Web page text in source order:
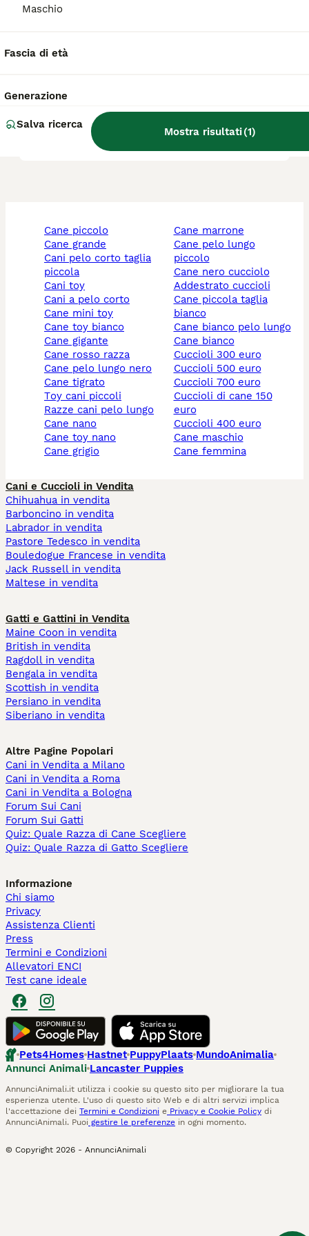
Maschio
Fascia di età
Generazione
Salva ricerca
Mostra risultati(1)
segugio?
Qual è la migliore razza di
Il segugio è aggressivo?
cane piccolo
cane grande
cani pelo corto taglia
piccola
cani toy
cani a pelo corto
cane mini toy
cane toy bianco
cane gigante
cane rosso razza
cane pelo lungo nero
cane tigrato
toy cani piccoli
razze cani pelo lungo
cane nano
cane toy nano
cane grigio
cane marrone
cane pelo lungo
piccolo
cane nero cucciolo
addestrato cuccioli
cane piccola taglia
bianco
cane bianco pelo lungo
cane bianco
cuccioli 300 euro
cuccioli 500 euro
cuccioli 700 euro
cuccioli di cane 150
euro
cuccioli 400 euro
cane maschio
cane femmina
Cani e Cuccioli in Vendita
Chihuahua in vendita
Barboncino in vendita
Labrador in vendita
Pastore Tedesco in vendita
Bouledogue Francese in vendita
Jack Russell in vendita
Maltese in vendita
Gatti e Gattini in Vendita
Maine Coon in vendita
British in vendita
Ragdoll in vendita
Bengala in vendita
Scottish in vendita
Persiano in vendita
Siberiano in vendita
Altre Pagine Popolari
Cani in Vendita a Milano
Cani in Vendita a Roma
Cani in Vendita a Bologna
Forum Sui Cani
Forum Sui Gatti
Quiz: Quale Razza di Cane Scegliere
Quiz: Quale Razza di Gatto Scegliere
Informazione
Chi siamo
Privacy
Assistenza Clienti
Press
Termini e Condizioni
Allevatori ENCI
Test cane ideale
Pets4Homes Hastnet PuppyPlaats MundoAnimalia
Annunci Animali Lancaster Puppies
AnnunciAnimali.it utilizza i cookie su questo sito per migliorare la tua
esperienza utente. L'uso di questo sito Web e di altri servizi implica
l'accettazione dei Termini e Condizioni e Privacy e Cookie Policy di
AnnunciAnimali. Puoi gestire le preferenze in ogni momento.
© Copyright 2026 - AnnunciAnimali